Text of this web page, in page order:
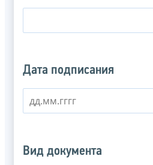
Дата подписания
Вид документа